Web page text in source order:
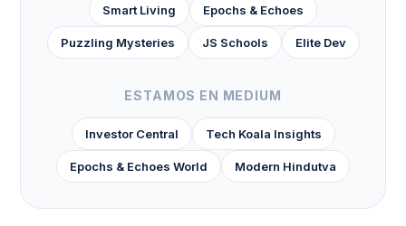
Smart Living Epochs & Echoes
Puzzling Mysteries JS Schools Elite Dev
ESTAMOS EN MEDIUM
Investor Central Tech Koala Insights
Epochs & Echoes World Modern Hindutva